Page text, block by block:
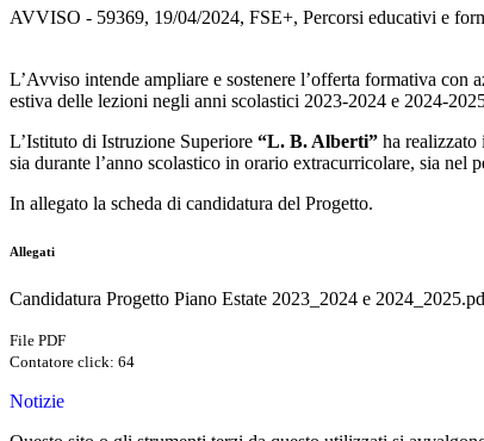
AVVISO - 59369, 19/04/2024, FSE+, Percorsi educativi e
L’Avviso intende ampliare e sostenere l’offerta formativa
estiva delle lezioni negli anni scolastici 2023-2024 e 2024-
L’Istituto di Istruzione Superiore “L. B. Alberti” ha
sia durante l’anno scolastico in orario extracurricolare, sia nel
In allegato la scheda di candidatura del Progetto.
Allegati
Candidatura Progetto Piano Estate 2023_2024 e
File PDF
Contatore click: 64
Notizie